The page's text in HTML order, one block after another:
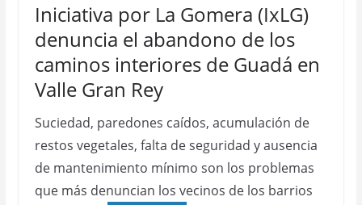
Iniciativa por La Gomera (IxLG)
denuncia el abandono de los
caminos interiores de Guadá en
Valle Gran Rey
Suciedad, paredones caídos, acumulación de
restos vegetales, falta de seguridad y ausencia
de mantenimiento mínimo son los problemas
que más denuncian los vecinos de los barrios